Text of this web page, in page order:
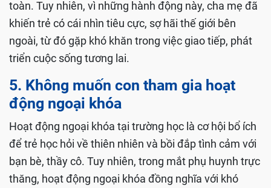
toàn. Tuy nhiên, vì những hành động này, cha mẹ đã
khiến trẻ có cái nhìn tiêu cực, sợ hãi thế giới bên
ngoài, từ đó gặp khó khăn trong việc giao tiếp, phát
triển cuộc sống tương lai.
5. Không muốn con tham gia hoạt
động ngoại khóa
Hoạt động ngoại khóa tại trường học là cơ hội bổ ích
để trẻ học hỏi về thiên nhiên và bồi đắp tình cảm với
bạn bè, thầy cô. Tuy nhiên, trong mắt phụ huynh trực
thăng, hoạt động ngoại khóa đồng nghĩa với khó